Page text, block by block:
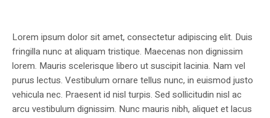
Lorem ipsum dolor sit amet, consectetur adipiscing elit. Duis
fringilla nunc at aliquam tristique. Maecenas non dignissim
lorem. Mauris scelerisque libero ut suscipit lacinia. Nam vel
purus lectus. Vestibulum ornare tellus nunc, in euismod justo
vehicula nec. Praesent id nisl turpis. Sed sollicitudin nisl ac
arcu vestibulum dignissim. Nunc mauris nibh, aliquet et lacus